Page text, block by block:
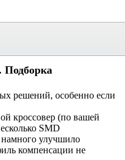
Подборка
решений, особенно если
кроссовер (по вашей
SMD
намного улучшило
компенсации не